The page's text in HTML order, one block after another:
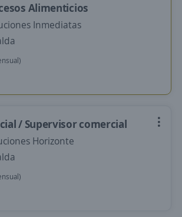
Alimenticios
Inmediatas
/ Supervisor comercial
Horizonte